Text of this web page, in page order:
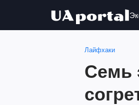
Лайфхаки
Семь